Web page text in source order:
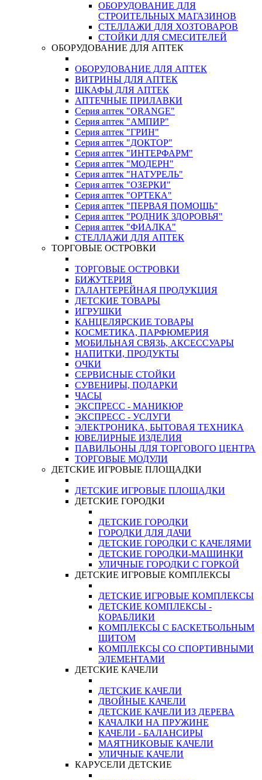
ОБОРУДОВАНИЕ ДЛЯ
СТРОИТЕЛЬНЫХ МАГАЗИНОВ
СТЕЛЛАЖИ ДЛЯ ХОЗТОВАРОВ
СТОЙКИ ДЛЯ СМЕСИТЕЛЕЙ
ОБОРУДОВАНИЕ ДЛЯ АПТЕК
ОБОРУДОВАНИЕ ДЛЯ АПТЕК
ВИТРИНЫ ДЛЯ АПТЕК
ШКАФЫ ДЛЯ АПТЕК
АПТЕЧНЫЕ ПРИЛАВКИ
Серия аптек "ORANGE"
Серия аптек "АМПИР"
Серия аптек "ГРИН"
Серия аптек "ДОКТОР"
Серия аптек "ИНТЕРФАРМ"
Серия аптек "МОДЕРН"
Серия аптек "НАТУРЕЛЬ"
Серия аптек "ОЗЕРКИ"
Серия аптек "ОРТЕКА"
Серия аптек "ПЕРВАЯ ПОМОЩЬ"
Серия аптек "РОДНИК ЗДОРОВЬЯ"
Серия аптек "ФИАЛКА"
СТЕЛЛАЖИ ДЛЯ АПТЕК
ТОРГОВЫЕ ОСТРОВКИ
ТОРГОВЫЕ ОСТРОВКИ
БИЖУТЕРИЯ
ГАЛАНТЕРЕЙНАЯ ПРОДУКЦИЯ
ДЕТСКИЕ ТОВАРЫ
ИГРУШКИ
КАНЦЕЛЯРСКИЕ ТОВАРЫ
КОСМЕТИКА, ПАРФЮМЕРИЯ
МОБИЛЬНАЯ СВЯЗЬ, АКСЕССУАРЫ
НАПИТКИ, ПРОДУКТЫ
ОЧКИ
СЕРВИСНЫЕ СТОЙКИ
СУВЕНИРЫ, ПОДАРКИ
ЧАСЫ
ЭКСПРЕСС - МАНИКЮР
ЭКСПРЕСС - УСЛУГИ
ЭЛЕКТРОНИКА, БЫТОВАЯ ТЕХНИКА
ЮВЕЛИРНЫЕ ИЗДЕЛИЯ
ПАВИЛЬОНЫ ДЛЯ ТОРГОВОГО ЦЕНТРА
ТОРГОВЫЕ МОДУЛИ
ДЕТСКИЕ ИГРОВЫЕ ПЛОЩАДКИ
ДЕТСКИЕ ИГРОВЫЕ ПЛОЩАДКИ
ДЕТСКИЕ ГОРОДКИ
ДЕТСКИЕ ГОРОДКИ
ГОРОДКИ ДЛЯ ДАЧИ
ДЕТСКИЕ ГОРОДКИ С КАЧЕЛЯМИ
ДЕТСКИЕ ГОРОДКИ-МАШИНКИ
УЛИЧНЫЕ ГОРОДКИ С ГОРКОЙ
ДЕТСКИЕ ИГРОВЫЕ КОМПЛЕКСЫ
ДЕТСКИЕ ИГРОВЫЕ КОМПЛЕКСЫ
ДЕТСКИЕ КОМПЛЕКСЫ -
КОРАБЛИКИ
КОМПЛЕКСЫ С БАСКЕТБОЛЬНЫМ
ЩИТОМ
КОМПЛЕКСЫ СО СПОРТИВНЫМИ
ЭЛЕМЕНТАМИ
ДЕТСКИЕ КАЧЕЛИ
ДЕТСКИЕ КАЧЕЛИ
ДВОЙНЫЕ КАЧЕЛИ
ДЕТСКИЕ КАЧЕЛИ ИЗ ДЕРЕВА
КАЧАЛКИ НА ПРУЖИНЕ
КАЧЕЛИ - БАЛАНСИРЫ
МАЯТНИКОВЫЕ КАЧЕЛИ
УЛИЧНЫЕ КАЧЕЛИ
КАРУСЕЛИ ДЕТСКИЕ